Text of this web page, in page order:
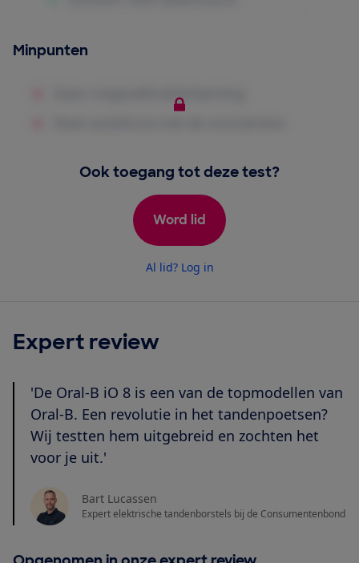
Minpunten
Ook toegang tot deze test?
Word lid
Al lid? Log in
Expert review
'De Oral-B iO 8 is een van de topmodellen van
Oral-B. Een revolutie in het tandenpoetsen?
Wij testten hem uitgebreid en zochten het
voor je uit.'
Bart Lucassen
Expert elektrische tandenborstels bij de Consumentenbond